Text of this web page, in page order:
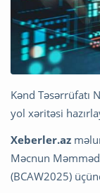
Kənd Təsərrüfatı
yol xəritəsi
Xeberler.az
Məcnun
(BCAW2025)